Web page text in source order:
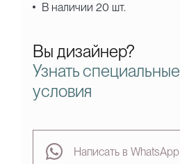
В наличии 20 шт.
Вы дизайнер?
Узнать специальные
условия
Написать в WhatsApp